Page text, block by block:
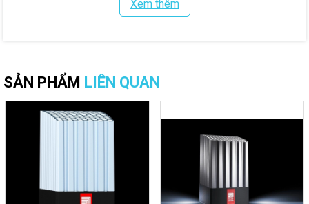
phân phối trực tiếp thiết bị Rittal tại Việt Nam, đảm bảo:
Giao hàng trên toàn quốc.
Với uy tín nhiều năm trên thị trường,
tiết kiệm năng lượng và nâng cao tuổi thọ thiết bị.
Email: sales@vunguyenjsc.com
Xem thêm
SẢN PHẨM LIÊN QUAN